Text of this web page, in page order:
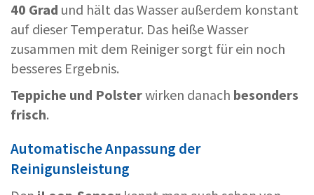
40 Grad und hält das Wasser außerdem konstant
auf dieser Temperatur. Das heiße Wasser
zusammen mit dem Reiniger sorgt für ein noch
besseres Ergebnis.
Teppiche und Polsterwirken danach besonders
frisch.
Automatische Anpassung der
Reinigunsleistung